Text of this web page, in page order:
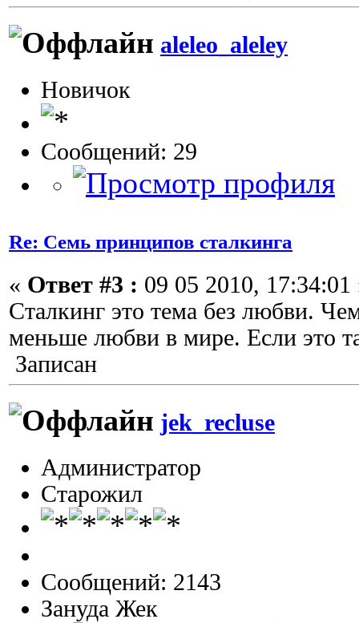
aleleo_aleley
Новичок
Сообщений: 29
Re: Семь принципов сталкинга
« Ответ #3 : 09 05 2010, 17:34:01
Сталкинг это тема без любви.
меньше любви в мире. Если это
Записан
jek_recluse
Администратор
Старожил
Сообщений: 2143
Зануда Жек